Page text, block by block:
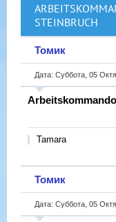
STEINBRUCH
Томик
Дата: Суббота, 05
Tamara
Томик
Дата: Суббота, 05